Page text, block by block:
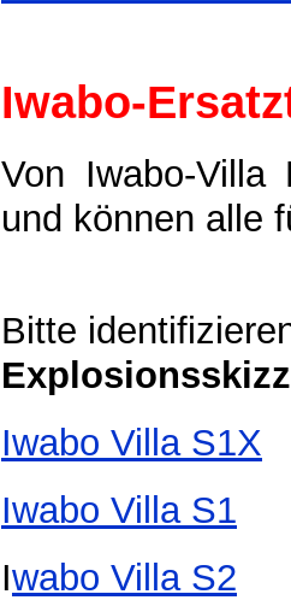
Iwabo-
Von Iwabo-Villa
und können alle
Bitte
Iwabo Villa S1X
Iwabo Villa S1
Iwabo Villa S2